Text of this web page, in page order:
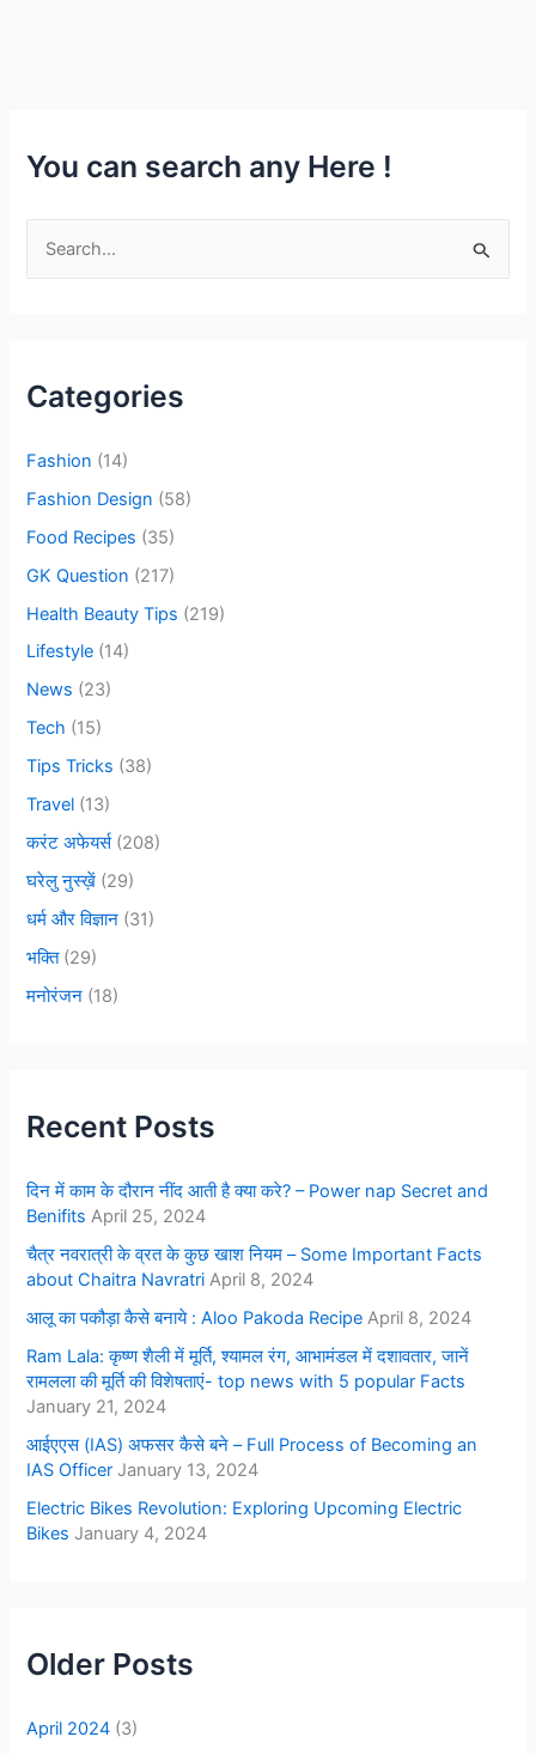
You can search any Here !
h
r
:
Categories
Fashion (14)
Fashion Design (58)
Food Recipes (35)
GK Question (217)
Health Beauty Tips (219)
Lifestyle (14)
News (23)
Tech (15)
Tips Tricks (38)
Travel (13)
करंट अफेयर्स(208)
घरेलु नुस्ख़ें (29)
धर्म और विज्ञान (31)
भक्ति(29)
मनोरंजन (18)
Recent Posts
दिन में काम के दौरान नींद आती है क्या करे? – Power nap Secret and
Benifits April 25, 2024
चैत्र नवरात्री के व्रत के कुछ खाश नियम – Some Important Facts
about Chaitra Navratri April 8, 2024
आलू का पकौड़ा कैसे बनाये : Aloo Pakoda Recipe April 8, 2024
Ram Lala: कृष्ण शैली में मूर्ति, श्यामल रंग, आभामंडल में दशावतार, जानें
रामलला की मूर्ति की विशेषताएं- top news with 5 popular Facts
January 21, 2024
आईएएस (IAS) अफसर कैसे बने – Full Process of Becoming an
IAS Officer January 13, 2024
Electric Bikes Revolution: Exploring Upcoming Electric
Bikes January 4, 2024
Older Posts
April 2024 (3)